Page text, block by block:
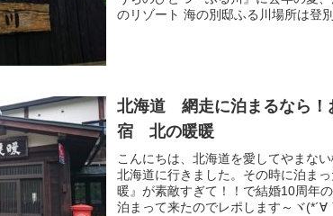
のリゾート 海の別邸ふる川場所は登
北海道 網走に泊まるなら！
宿 北の暖暖
こんにちは、北海道を愛してやまな
北海道に行きました。その時に泊ま
暖』が素敵すぎて！！で結婚10周年
泊まって来たのでレポします～ヾ(*´∀